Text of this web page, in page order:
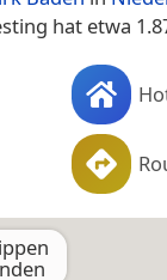
hat etwa